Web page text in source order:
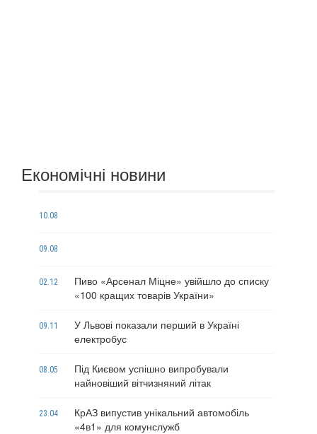
Економічні новини
10.08
09.08
02.12
Пиво «Арсенал Міцне» увійшло до списку
«100 кращих товарів України»
09.11
У Львові показали перший в Україні
електробус
08.05
Під Києвом успішно випробували
найновіший вітчизняний літак
23.04
КрАЗ випустив унікальний автомобіль
«4в1» для комунслужб